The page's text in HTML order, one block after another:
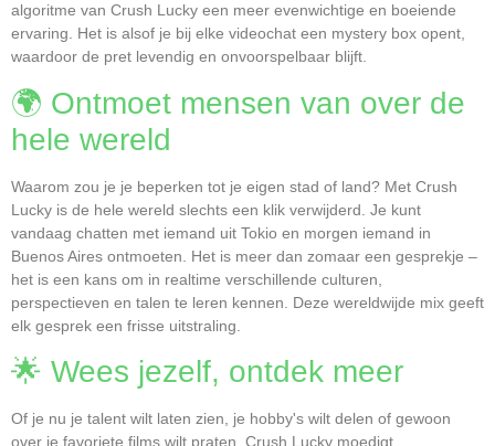
algoritme van Crush Lucky een meer evenwichtige en boeiende
ervaring. Het is alsof je bij elke videochat een mystery box opent,
waardoor de pret levendig en onvoorspelbaar blijft.
🌍 Ontmoet mensen van over de
hele wereld
Waarom zou je je beperken tot je eigen stad of land? Met Crush
Lucky is de hele wereld slechts een klik verwijderd. Je kunt
vandaag chatten met iemand uit Tokio en morgen iemand in
Buenos Aires ontmoeten. Het is meer dan zomaar een gesprekje –
het is een kans om in realtime verschillende culturen,
perspectieven en talen te leren kennen. Deze wereldwijde mix geeft
elk gesprek een frisse uitstraling.
🌟 Wees jezelf, ontdek meer
Of je nu je talent wilt laten zien, je hobby's wilt delen of gewoon
over je favoriete films wilt praten, Crush Lucky moedigt